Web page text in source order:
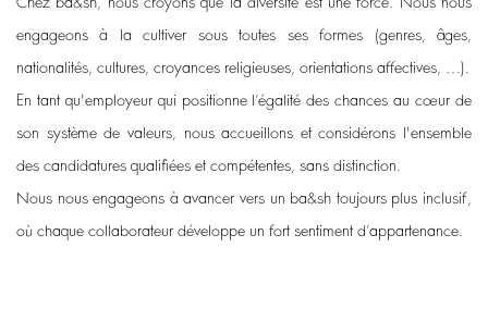
engageons à la cultiver sous toutes ses formes (genres, âges,
nationalités, cultures, croyances religieuses, orientations affectives, …).
En tant qu'employeur qui positionne l’égalité des chances au cœur de
son système de valeurs, nous accueillons et considérons l'ensemble
des candidatures qualifiées et compétentes, sans distinction.
Nous nous engageons à avancer vers un ba&sh toujours plus inclusif,
où chaque collaborateur développe un fort sentiment d’appartenance.